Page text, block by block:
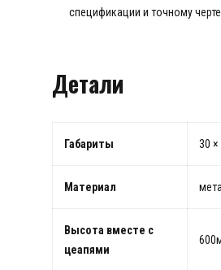
спецификации и точному
Детали
Габариты 30 ×
Материал
Высота вместе с
цеапями